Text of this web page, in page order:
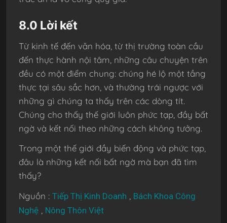
8.0 Lời kết
Từ kinh tế đến văn hóa, từ thị trường toàn cầu
đến thực hành nội tâm, những câu chuyện trên
đều có một điểm chung: chúng hé lộ một tầng
thực tại sâu sắc hơn, và thường trái ngược với
những gì chúng ta thấy trên các dòng tít.
Chúng cho thấy thế giới luôn phức tạp, đầy bất
ngờ và kết nối theo những cách không tưởng.
Trong một thế giới đầy biến động và phức tạp,
đâu là những kết nối bất ngờ mà bạn đã tìm
thấy?
Nguồn : Tiếp Thị Kinh Doanh
Bách Khoa Công
Nghệ, Nông Thôn Việt